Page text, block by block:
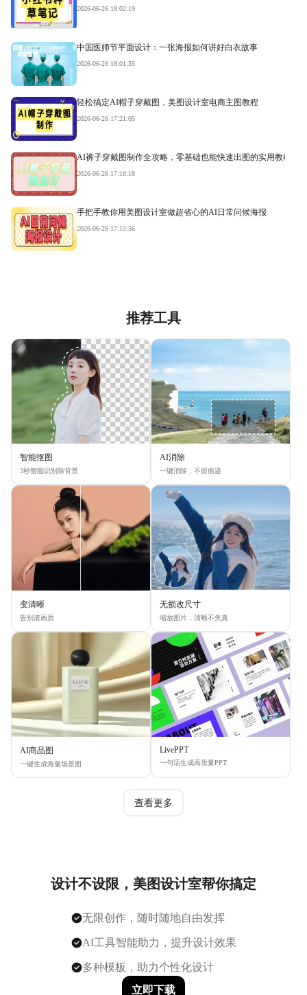
2026-06-26 18:02:19
中国医师节平面设计：一张海报如何讲好白衣故事
2026-06-26 18:01:35
轻松搞定AI帽子穿戴图，美图设计室电商主图教程
2026-06-26 17:21:05
AI裤子穿戴图制作全攻略，零基础也能快速出图的实用教程
2026-06-26 17:18:18
手把手教你用美图设计室做超省心的AI日常问候海报
2026-06-26 17:15:56
推荐工具
智能抠图
3秒智能识别除背景
AI消除
一键消除，不留痕迹
变清晰
告别渣画质
无损改尺寸
缩放图片，清晰不失真
AI商品图
一键生成海量场景图
LivePPT
一句话生成高质量PPT
查看更多
设计不设限，美图设计室帮你搞定
无限创作，随时随地自由发挥
AI工具智能助力，提升设计效果
多种模板，助力个性化设计
立即下载